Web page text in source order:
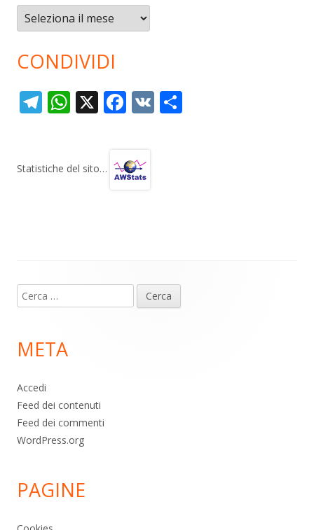
Archivi
CONDIVIDI
T
gr
W
s
X F
b
V
Statistiche del sito…
piè
pagina
Ricerca
per:
META
Accedi
Feed dei contenuti
Feed dei commenti
WordPress.org
PAGINE